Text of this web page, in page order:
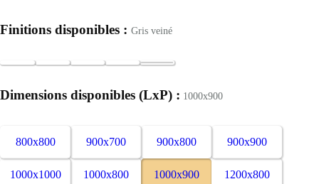
Finitions disponibles : Gris veiné
Dimensions disponibles (LxP) : 1000x900
800x800 900x700 900x800 900x900
1000x1000 1000x800 1000x900 1200x800